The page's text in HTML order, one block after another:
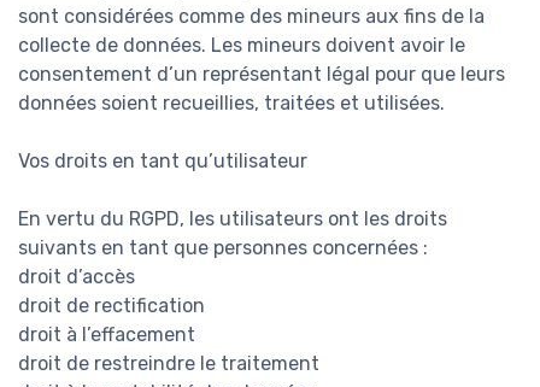
sont considérées comme des mineurs aux fins de la
collecte de données. Les mineurs doivent avoir le
consentement d’un représentant légal pour que leurs
données soient recueillies, traitées et utilisées.
Vos droits en tant qu’utilisateur
En vertu du RGPD, les utilisateurs ont les droits
suivants en tant que personnes concernées :
droit d’accès
droit de rectification
droit à l’effacement
droit de restreindre le traitement